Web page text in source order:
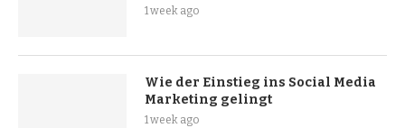
1 week ago
Wie der Einstieg ins Social Media
Marketing gelingt
1 week ago